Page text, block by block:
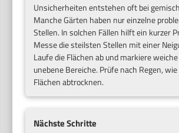
Unsicherheiten entstehen oft bei
Manche Gärten haben nur einzelne
Stellen. In solchen Fällen hilft ein kurzer
Messe die steilsten Stellen mit einer
Laufe die Flächen ab und markiere
unebene Bereiche. Prüfe nach Regen,
Flächen abtrocknen.
Nächste Schritte